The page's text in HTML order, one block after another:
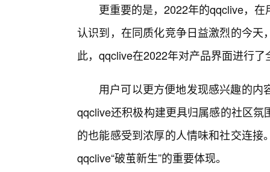
更重要的是，2022年的qqclive，
认识到，在同质化竞争日益激烈的今
此，qqclive在2022年对产品界面进行
用户可以更方便地发现感兴趣的
qqclive还积极构建更具归属感的社区
的也能感受到浓厚的人情味和社交连
qqclive“破茧新生”的重要体现。